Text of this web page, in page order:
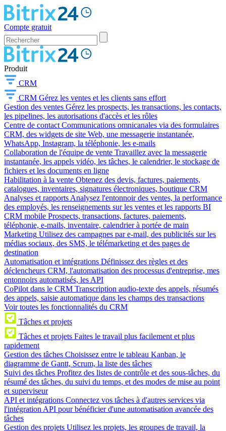
Compte gratuit
Produit
CRM
CRM Gérez les ventes et les clients sans effort
Gestion des ventes Gérez les prospects, les transactions, les contacts,
les pipelines, les autorisations d'accès et les rôles
Centre de contact Communications omnicanales via des formulaires
CRM, des widgets de site Web, une messagerie instantanée,
WhatsApp, Instagram, la téléphonie, les e-mails
Collaboration de l'équipe de vente Travaillez avec la messagerie
instantanée, les appels vidéo, les tâches, le calendrier, le stockage de
fichiers et les documents en ligne
Habilitation à la vente Obtenez des devis, factures, paiements,
catalogues, inventaires, signatures électroniques, boutique CRM
Analyses et rapports Analysez l'entonnoir des ventes, la performance
des employés, les renseignements sur les ventes et les rapports BI
CRM mobile Prospects, transactions, factures, paiements,
téléphonie, e-mails, inventaire, calendrier à portée de main
Marketing Utilisez des campagnes par e-mail, des publicités sur les
médias sociaux, des SMS, le télémarketing et des pages de
destination
Automatisation et intégrations Définissez des règles et des
déclencheurs CRM, l'automatisation des processus d'entreprise, mes
entonnoirs automatisés, les API
CoPilot dans le CRM Transcription audio-texte des appels, résumés
des appels, saisie automatique dans les champs des transactions
Voir toutes les fonctionnalités du CRM
Tâches et projets
Tâches et projets Faites le travail plus facilement et plus
rapidement
Gestion des tâches Choisissez entre le tableau Kanban, le
diagramme de Gantt, Scrum, la liste des tâches
Suivi des tâches Profitez des listes de contrôle et des sous-tâches, du
résumé des tâches, du suivi du temps, et des modes de mise au point
et superviseur
API et intégrations Connectez vos tâches à d'autres services via
l'intégration API pour bénéficier d'une automatisation avancée des
tâches
Gestion des projets Utilisez les projets, les groupes de travail, la